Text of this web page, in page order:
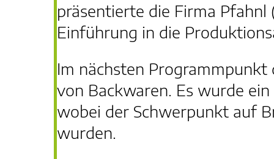
präsentierte die Firma Pfahnl
Einführung in die
Im nächsten
von Backwaren. Es wurde
wobei der Schwerpunkt auf
wurden.